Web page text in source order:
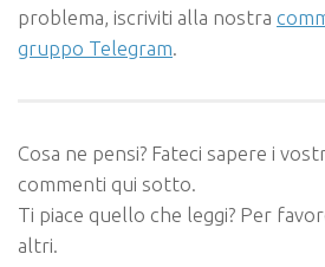
problema, iscriviti alla nostra
gruppo Telegram.
Cosa ne pensi? Fateci sapere i
commenti qui sotto.
Ti piace quello che leggi? Per
altri.